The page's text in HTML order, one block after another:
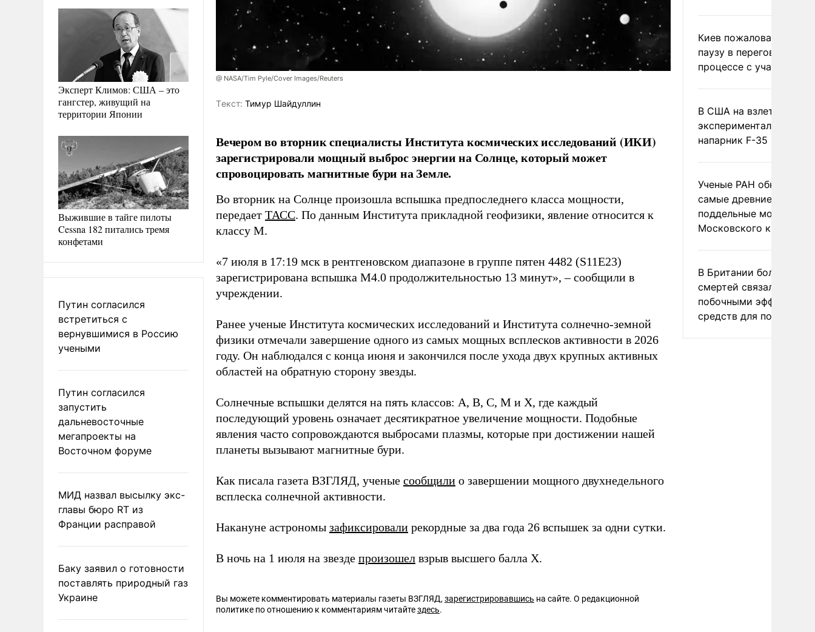
Эксперт Климов: США – это
гангстер, живущий на
территории Японии
Выжившие в тайге пилоты
Cessna 182 питались тремя
конфетами
Путин согласился
встретиться с
вернувшимися в Россию
учеными
Путин согласился
запустить
дальневосточные
мегапроекты на
Восточном форуме
МИД назвал высылку экс-
главы бюро RT из
Франции расправой
Баку заявил о готовности
поставлять природный газ
Украине
@ NASA/Tim Pyle/Cover Images/Reuters
Tекст: Тимур Шайдуллин
Вечером во вторник специалисты Института космических исследований (ИКИ)
зарегистрировали мощный выброс энергии на Солнце, который может
спровоцировать магнитные бури на Земле.
Во вторник на Солнце произошла вспышка предпоследнего класса мощности,
передает ТАСС. По данным Института прикладной геофизики, явление относится к
классу М.
«7 июля в 17:19 мск в рентгеновском диапазоне в группе пятен 4482 (S11E23)
зарегистрирована вспышка M4.0 продолжительностью 13 минут», – сообщили в
учреждении.
Ранее ученые Института космических исследований и Института солнечно-земной
физики отмечали завершение одного из самых мощных всплесков активности в 2026
году. Он наблюдался с конца июня и закончился после ухода двух крупных активных
областей на обратную сторону звезды.
Солнечные вспышки делятся на пять классов: A, B, C, M и X, где каждый
последующий уровень означает десятикратное увеличение мощности. Подобные
явления часто сопровождаются выбросами плазмы, которые при достижении нашей
планеты вызывают магнитные бури.
Как писала газета ВЗГЛЯД, ученые сообщили о завершении мощного двухнедельного
всплеска солнечной активности.
Накануне астрономы зафиксировали рекордные за два года 26 вспышек за одни сутки.
В ночь на 1 июля на звезде произошел взрыв высшего балла X.
Вы можете комментировать материалы газеты ВЗГЛЯД,зарегистрировавшись на сайте. О редакционной
политике по отношению к комментариям читайтездесь.
Киев пожаловался на
паузу в переговорном
процессе с участием
В США на взлете
экспериментальный
напарник F-35
Ученые РАН
самые древние
поддельные монеты
Московского
В Британии более ста
смертей связали с
побочными эффектами
средств для похудения